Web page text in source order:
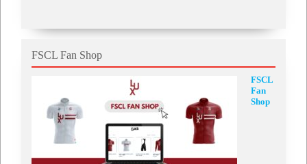
FSCL Fan Shop
FSCL
Fan
Shop